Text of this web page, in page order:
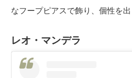
なフープピアスで飾り、個性を出
レオ・マンデラ